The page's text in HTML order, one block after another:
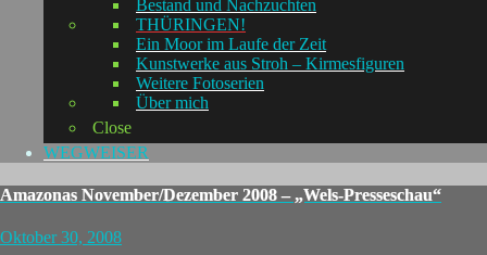
Bestand und Nachzuchten
THÜRINGEN!
Ein Moor im Laufe der Zeit
Kunstwerke aus Stroh – Kirmesfiguren
Weitere Fotoserien
Über mich
Close
WEGWEISER
Amazonas November/Dezember 2008 – „Wels-Presseschau“
Oktober 30, 2008